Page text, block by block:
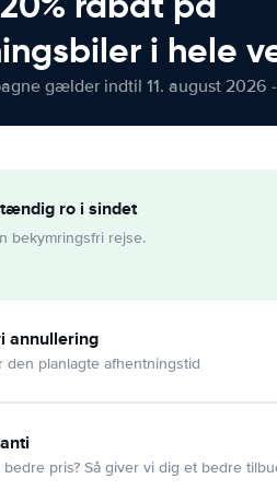
i hele
gælder indtil 11. august 2026
ro i sindet
bekymringsfri rejse.
annullering
den planlagte afhentningstid
pris? Så giver vi dig et bedre